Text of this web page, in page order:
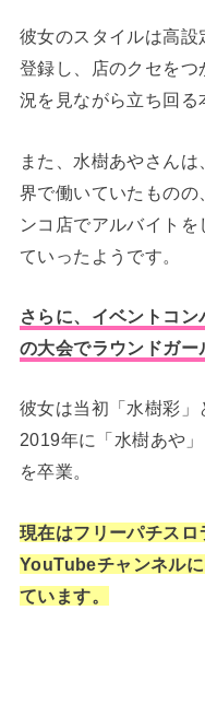
彼女のスタイルは高
登録し、店のクセを
況を見ながら立ち回る
また、水樹あやさん
界で働いていたもの
ンコ店でアルバイト
ていったようです。
さらに、イベントコ
の大会でラウンドガー
彼女は当初「水樹彩」
2019年に「水樹あや
を卒業。
現在はフリーパチス
YouTubeチャンネル
ています。